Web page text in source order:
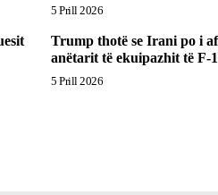
5 Prill 2026
Trump thotë se Irani po i
anëtarit të ekuipazhit të F-
5 Prill 2026